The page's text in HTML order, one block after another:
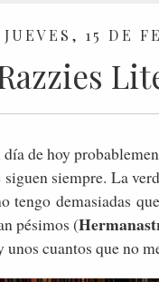
JUEVES, 15 DE
de hoy
siempre. La
tengo demasiadas
pésimos (
cuantos que no